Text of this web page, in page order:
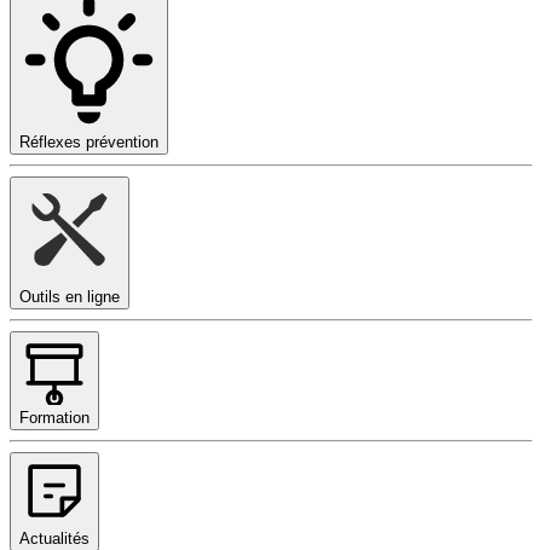
Réflexes prévention
Outils en ligne
Formation
Actualités